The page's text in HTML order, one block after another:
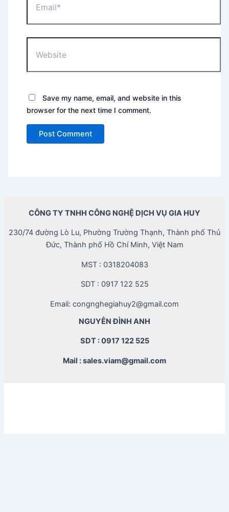
Save my name, email, and website in this
browser for the next time I comment.
CÔNG TY TNHH CÔNG NGHỆ DỊCH VỤ GIA HUY
230/74 đường Lò Lu, Phường Trường Thạnh, Thành phố Thủ
Đức, Thành phố Hồ Chí Minh, Việt Nam
MST : 0318204083
SDT : 0917 122 525
Email: congnghegiahuy2@gmail.com
NGUYỄN ĐÌNH ANH
SDT : 0917 122 525
Mail : sales.viam@gmail.com